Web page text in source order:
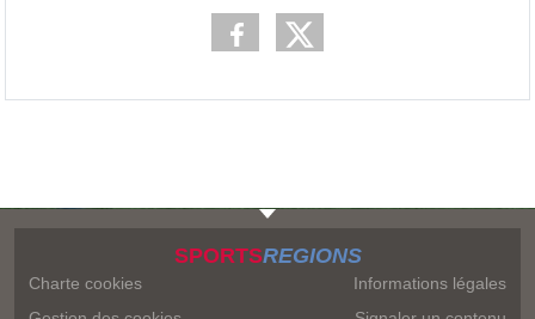
SPORTSREGIONS
Charte cookies
Informations légales